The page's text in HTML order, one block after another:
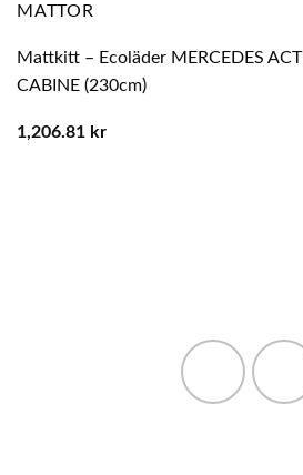
MATTOR
Mattkitt – Ecoläder MERCEDES
CABINE (230cm)
1,206.81 kr